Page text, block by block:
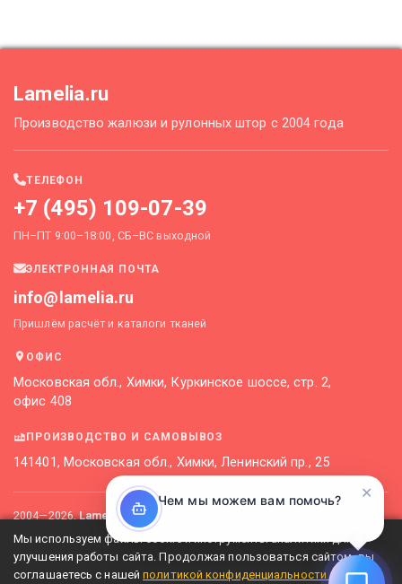
Lamelia.ru
Производство жалюзи и рулонных штор с 2004 года
ТЕЛЕФОН
+7 (495) 109-07-39
ПН–ПТ 9:00–18:00, СБ–ВС выходной
ЭЛЕКТРОННАЯ ПОЧТА
info@lamelia.ru
Пришлём расчёт и каталоги тканей
ОФИС
Московская обл., Химки, Куркинское шоссе, стр. 2,
офис 408
ПРОИЗВОДСТВО И САМОВЫВОЗ
141401, Московская обл., Химки, Ленинский пр., 25
2004—2026,Lamelia.ru
Контакты и реквизиты
Политика конфиденциальности
Не является публичной офертой. Актуальные цены уточняйте
Мы используем файлы cookie и инструменты аналитики для
улучшения работы сайта. Продолжая пользоваться сайтом, вы
соглашаетесь с нашейполитикой конфиденциальности.
✕
Чем мы можем вам помочь?